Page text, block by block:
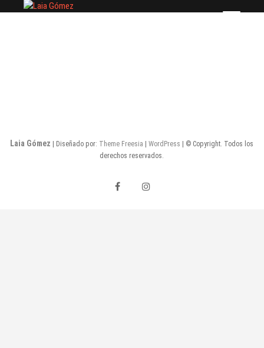
Laia Gómez
FASHION STYLIST
Laia Gómez | Diseñado por: Theme Freesia |WordPress
| © Copyright. Todos los
derechos reservados.
facebookinstagram